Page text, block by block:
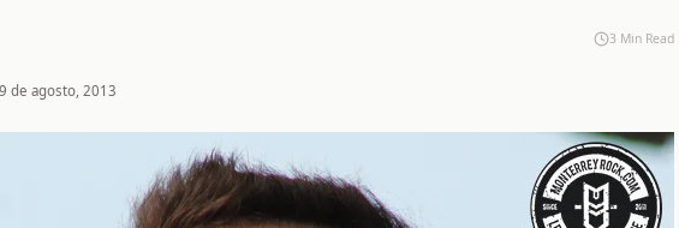
3 Min Read
de agosto, 2013